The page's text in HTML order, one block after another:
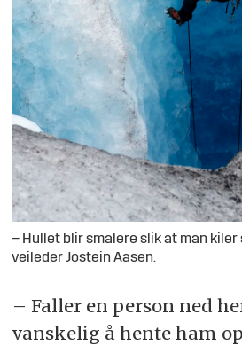
– Hullet blir smalere slik at man
veileder Jostein Aasen.
– Faller en person ned
vanskelig å hente ham